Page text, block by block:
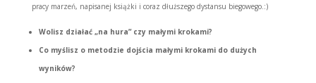
pracy marzeń, napisanej książki i coraz dłuższego dystansu biegowego.:)
Wolisz działać „na hura” czy małymi krokami?
Co myślisz o metodzie dojścia małymi krokami do dużych
wyników?